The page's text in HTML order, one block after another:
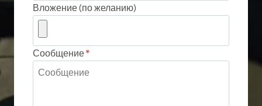
Вложение (по желанию)
Сообщение*